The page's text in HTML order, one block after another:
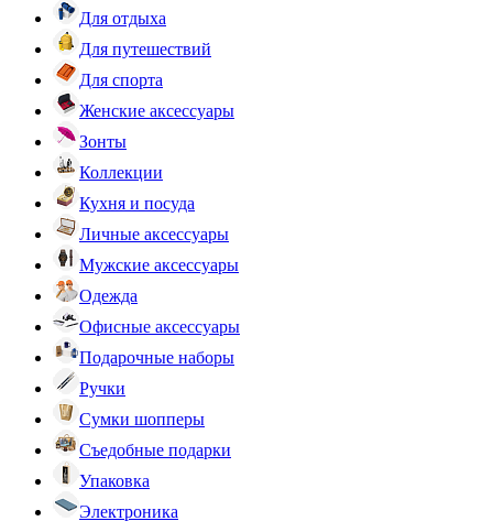
Для отдыха
Для путешествий
Для спорта
Женские аксессуары
Зонты
Коллекции
Кухня и посуда
Личные аксессуары
Мужские аксессуары
Одежда
Офисные аксессуары
Подарочные наборы
Ручки
Сумки шопперы
Съедобные подарки
Упаковка
Электроника